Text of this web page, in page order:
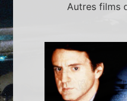
Autres films